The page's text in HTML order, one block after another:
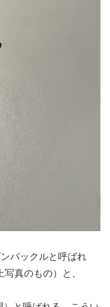
バックルと呼ばれ
真のもの）と、